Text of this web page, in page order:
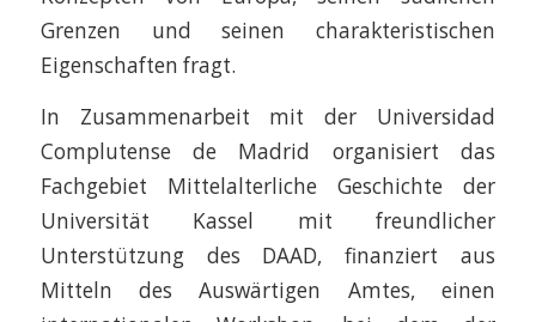
Grenzen und seinen charakteristischen
Eigenschaften fragt.
In Zusammenarbeit mit der Universidad
Complutense de Madrid organisiert das
Fachgebiet Mittelalterliche Geschichte der
Universität Kassel mit freundlicher
Unterstützung des DAAD, finanziert aus
Mitteln des Auswärtigen Amtes, einen